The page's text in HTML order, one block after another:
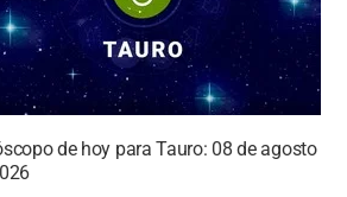
de hoy para Tauro: 08 de agosto